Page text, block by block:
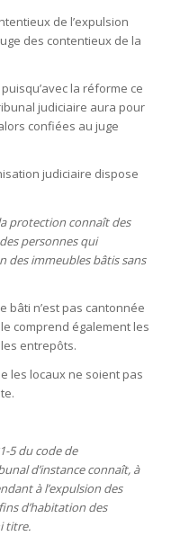
de l’expulsion
des contentieux de la
la réforme ce
judiciaire aura pour
confiées au juge
judiciaire dispose
protection connaît des
personnes qui
des immeubles bâtis sans
bâti n’est pas cantonnée
comprend également les
entrepôts.
les locaux ne soient pas
5 du code de
d’instance connaît, à
à l’expulsion des
d’habitation des
titre.